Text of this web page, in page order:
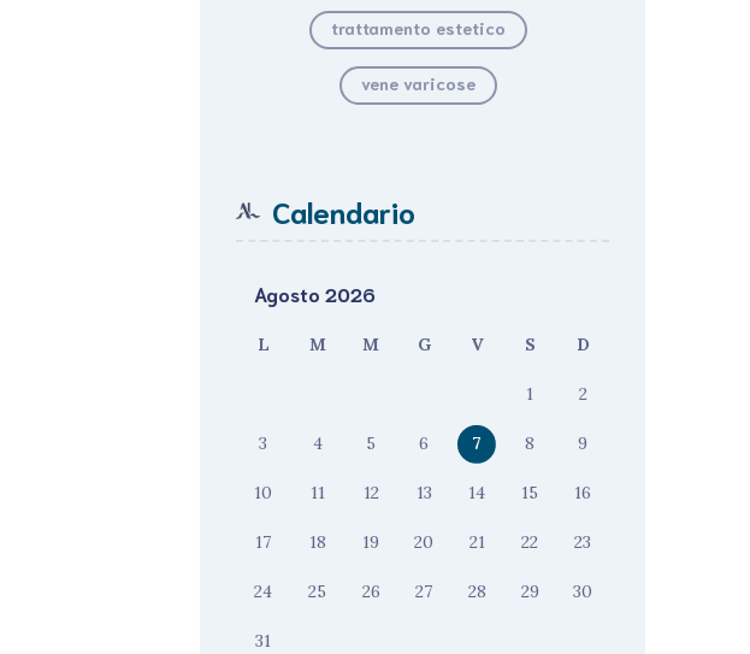
trattamento estetico
vene varicose
Calendario
Agosto 2026
L M M G V S D
1 2
3 4 5 6 7 8 9
10 11 12 13 14 15 16
17 18 19 20 21 22 23
24 25 26 27 28 29 30
31